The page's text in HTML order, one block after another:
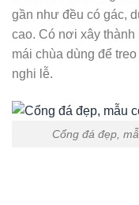
gần như đều có gác,
cao. Có nơi xây thành
mái chùa dùng để
nghi lễ.
Cổng đá đẹp,